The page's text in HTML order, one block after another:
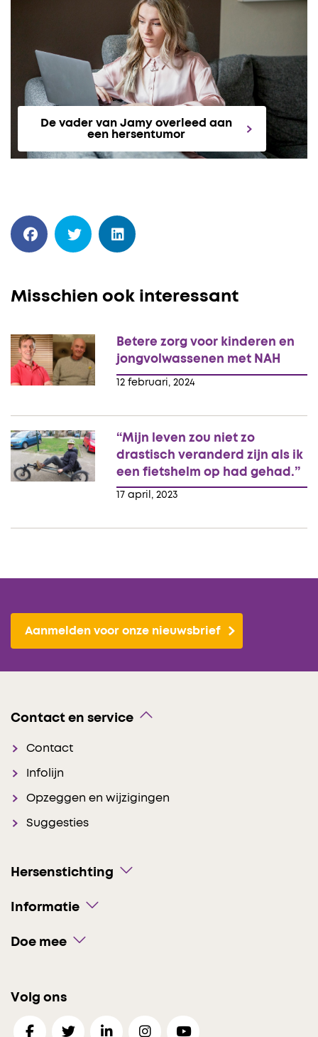
De vader van Jamy overleed aan
een hersentumor
Misschien ook interessant
12 februari, 2024
Betere zorg voor kinderen en
jongvolwassenen met NAH
17 april, 2023
“Mijn leven zou niet zo
drastisch veranderd zijn als ik
een fietshelm op had gehad.”
Aanmelden voor onze nieuwsbrief
Contact en service
Contact
Infolijn
Opzeggen en wijzigingen
Suggesties
Hersenstichting
Informatie
Doe mee
Volg ons